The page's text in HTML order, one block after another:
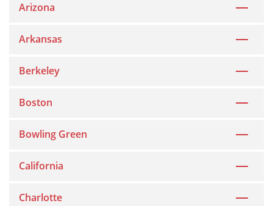
Arizona
Arkansas
Berkeley
Boston
Bowling Green
California
Charlotte